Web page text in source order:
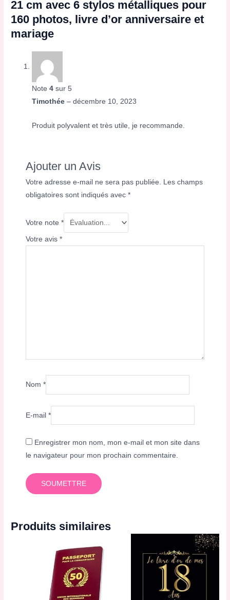
21 cm avec 6 stylos métalliques pour
160 photos, livre d’or anniversaire et
mariage
Note4 sur 5
Timothée– décembre 10, 2023
Produit polyvalent et très utile, je recommande.
Ajouter un Avis
Votre adresse e-mail ne sera pas publiée. Les champs
obligatoires sont indiqués avec*
Votre note*
Votre avis*
Nom*
E-mail*
Enregistrer mon nom, mon e-mail et mon site dans
le navigateur pour mon prochain commentaire.
Produits similaires